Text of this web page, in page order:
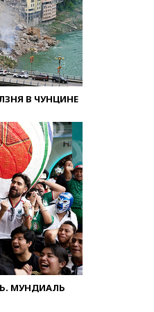
В ЧУНЦИНЕ
МУНДИАЛЬ